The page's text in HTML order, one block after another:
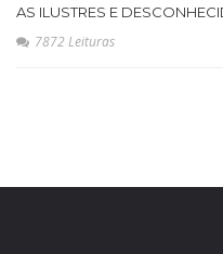
AS ILUSTRES E
7872 Leituras